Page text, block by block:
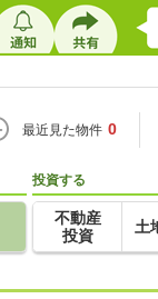
最近見た物件 0
投資する
不動産
投資
土